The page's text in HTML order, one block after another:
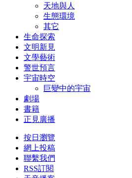
天地與人
生態環境
其它
生命探索
文明新見
文學藝術
警世預言
宇宙時空
巨變中的宇宙
劇場
書籍
正見廣播
按日瀏覽
網上投稿
聯繫我們
RSS訂閱